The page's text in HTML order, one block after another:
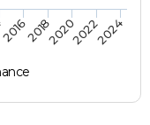
20162018202020222024